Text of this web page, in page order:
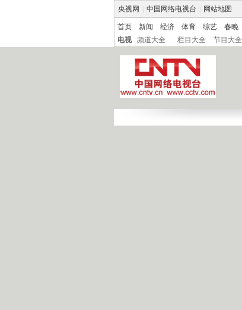
央视网 中国网络电视台 网站地图
首页 新闻 经济 体育 综艺 春晚
电视
频道大全 栏目大全 节目大全